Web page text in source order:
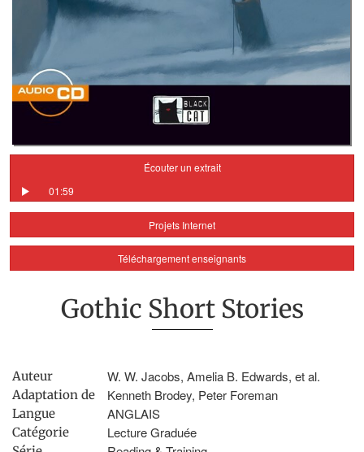
Écouter un extrait
01:59
Projets Internet
Téléchargement enseignants
Gothic Short Stories
Auteur W. W. Jacobs, Amelia B. Edwards, et al.
Adaptation de Kenneth Brodey, Peter Foreman
Langue ANGLAIS
Catégorie Lecture Graduée